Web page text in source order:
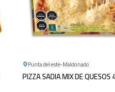
Punta del este Maldonado
PIZZA SADIA MIX DE QUESOS